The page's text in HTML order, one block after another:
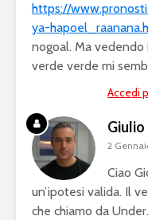
https://
ya-
nogoal. Ma vedendo
verde verde mi
Accedi
2
Ciao
un’ipotesi valida. Il
che chiamo da